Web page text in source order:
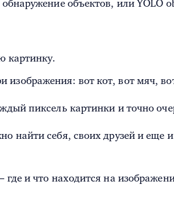
объектов, или YOLO
картинку.
вот кот, вот мяч,
пиксель картинки и точно
себя, своих друзей и еще
и что находится на